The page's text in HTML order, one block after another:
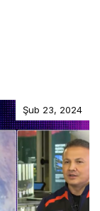
Şub 23, 2024